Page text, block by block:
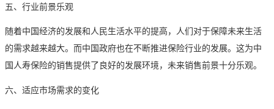
五、行业前景乐观
随着中国经济的发展和人民生活水平的提高，人们对于保障未来生活
的需求越来越大。而中国政府也在不断推进保险行业的发展。这为中
国人寿保险的销售提供了良好的发展环境，未来销售前景十分乐观。
六、适应市场需求的变化